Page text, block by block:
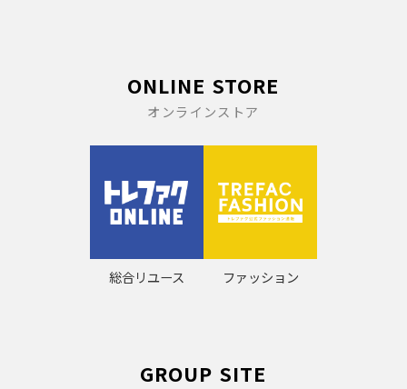
ONLINE STORE
オンラインストア
総合リユース ファッション
GROUP SITE